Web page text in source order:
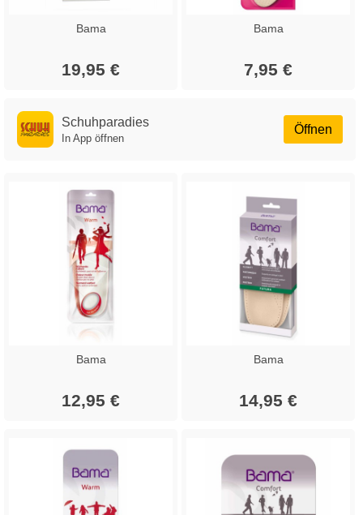
Bama
19,95 €
Bama
7,95 €
Öffnen
Schuhparadies
In App öffnen
Bama
12,95 €
Bama
14,95 €